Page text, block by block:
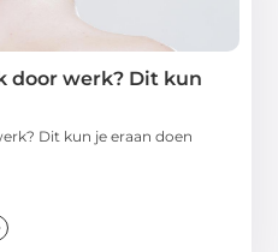
door werk? Dit kun
Dit kun je eraan doen